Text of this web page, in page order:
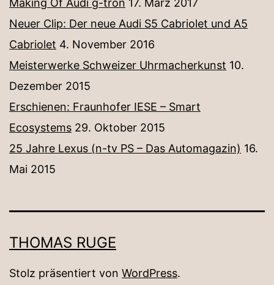
Making Of Audi g-tron 17. März 2017
Neuer Clip: Der neue Audi S5 Cabriolet und A5
Cabriolet 4. November 2016
Meisterwerke Schweizer Uhrmacherkunst 10.
Dezember 2015
Erschienen: Fraunhofer IESE – Smart
Ecosystems 29. Oktober 2015
25 Jahre Lexus (n-tv PS – Das Automagazin) 16.
Mai 2015
THOMAS RUGE
Stolz präsentiert von WordPress.